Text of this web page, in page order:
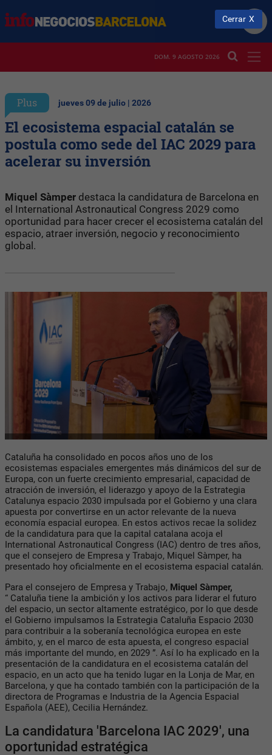
DOM. 9 AGOSTO 2026
Plus jueves 09 de julio | 2026
El ecosistema espacial catalán se
postula como sede del IAC 2029 para
acelerar su inversión
Miquel Sàmper destaca la candidatura de Barcelona en
el International Astronautical Congress 2029 como
oportunidad para hacer crecer el ecosistema catalán del
espacio, atraer inversión, negocio y reconocimiento
global.
Cataluña ha consolidado en pocos años uno de los
ecosistemas espaciales emergentes más dinámicos del sur de
Europa, con un fuerte crecimiento empresarial, capacidad de
atracción de inversión, el liderazgo y apoyo de la Estrategia
Catalunya espacio 2030 impulsada por el Gobierno y una clara
apuesta por convertirse en un actor relevante de la nueva
economía espacial europea. En estos activos recae la solidez
de la candidatura para que la capital catalana acoja el
International Astronautical Congress (IAC) dentro de tres años,
que el consejero de Empresa y Trabajo, Miquel Sàmper, ha
presentado hoy oficialmente en el ecosistema espacial catalán.
Para el consejero de Empresa y Trabajo, Miquel Sàmper,
“ Cataluña tiene la ambición y los activos para liderar el futuro
del espacio, un sector altamente estratégico, por lo que desde
el Gobierno impulsamos la Estrategia Cataluña Espacio 2030
para contribuir a la soberanía tecnológica europea en este
ámbito, y, en el marco de esta apuesta, el congreso espacial
más importante del mundo, en 2029 ”. Así lo ha explicado en la
presentación de la candidatura en el ecosistema catalán del
espacio, en un acto que ha tenido lugar en la Lonja de Mar, en
Barcelona, ​​y que ha contado también con la participación de la
directora de Programas e Industria de la Agencia Espacial
Española (AEE), Cecilia Hernández.
La candidatura 'Barcelona IAC 2029', una
oportunidad estratégica
Cerrar